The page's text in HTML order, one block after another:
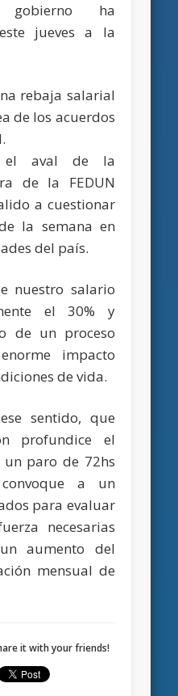
ha
jueves a la
rebaja salarial
de los acuerdos
el aval de la
de la FEDUN
a cuestionar
la semana en
del país.
nuestro salario
el 30% y
de un proceso
impacto
de vida.
sentido, que
profundice el
paro de 72hs
a un
para evaluar
necesarias
aumento del
mensual de
it with your friends!